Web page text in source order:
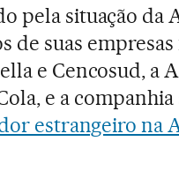
pela situação da
de suas empresas
e Cencosud, a
e a companhia
estrangeiro na